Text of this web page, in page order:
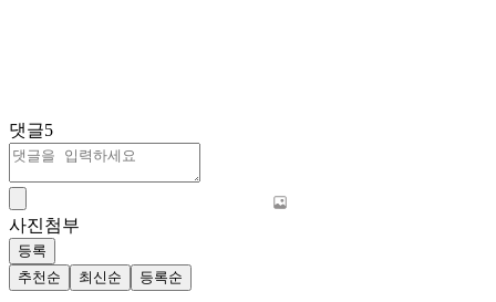
댓글5
사진첨부
등록
추천순
최신순 등록순